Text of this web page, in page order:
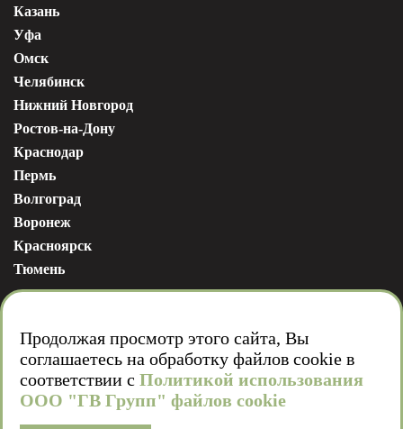
Казань
Уфа
Омск
Челябинск
Нижний Новгород
Ростов-на-Дону
Краснодар
Пермь
Волгоград
Воронеж
Красноярск
Тюмень
Мы в соц. сетях
Продолжая просмотр этого сайта, Вы
соглашаетесь на обработку файлов cookie в
соответствии с Политикой использования
ООО "ГВ Групп" файлов cookie